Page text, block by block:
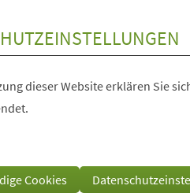
dieser Website erklären Sie
Cookies